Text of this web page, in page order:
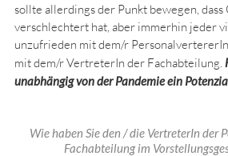
sollte allerdings der Punkt bewegen,
verschlechtert hat, aber immerhin jeder
unzufrieden mit dem/r
mit dem/r VertreterIn der Fachabteilung.
unabhängig von der Pandemie ein
Wie haben Sie den / die VertreterIn der
Fachabteilung im